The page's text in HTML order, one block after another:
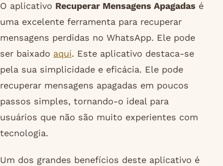
O aplicativo Recuperar Mensagens Apagadas é
uma excelente ferramenta para recuperar
mensagens perdidas no WhatsApp. Ele pode
ser baixado aqui. Este aplicativo destaca-se
pela sua simplicidade e eficácia. Ele pode
recuperar mensagens apagadas em poucos
passos simples, tornando-o ideal para
usuários que não são muito experientes com
tecnologia.
Um dos grandes benefícios deste aplicativo é